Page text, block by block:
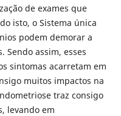
de exames que
isto, o Sistema única
podem demorar a
Sendo assim, esses
sintomas acarretam em
muitos impactos na
traz consigo
levando em